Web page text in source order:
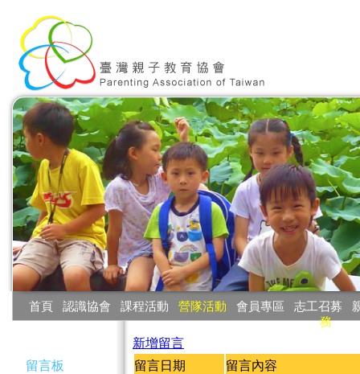
首頁 認識協會 課程活動 營隊活動 會員專區 志工召募
務
留言板
新增留言
留言日期
留言內容